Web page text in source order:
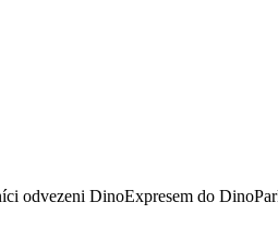
odvezeni DinoExpresem do